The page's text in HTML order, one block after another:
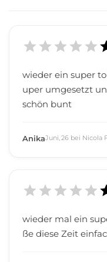
wieder ein super
uper umgesetzt
schön bunt
AnikaJuni,26 bei Nicola
wieder mal ein super
ße diese Zeit